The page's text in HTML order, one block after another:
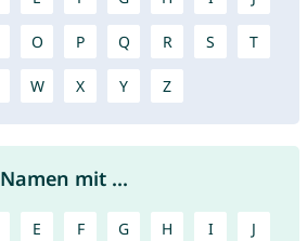
O P Q R S T
W X Y Z
Namen mit ...
E F G H I J